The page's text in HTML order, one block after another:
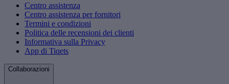
Centro assistenza
Centro assistenza per fornitori
Termini e condizioni
Politica delle recensioni dei clienti
Informativa sulla Privacy
App di Tiqets
Collaborazioni